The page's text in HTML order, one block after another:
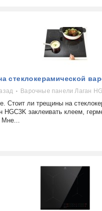
стеклокерамической
Варочные панели Лаган
Стоит ли трещины на
HGC3K заклеивать клеем,
Мне...